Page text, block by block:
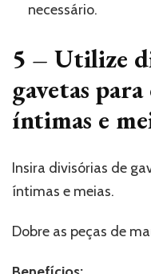
necessário.
5 – Utilize
gavetas
íntimas e
Insira divisórias de
íntimas e meias.
Dobre as peças de